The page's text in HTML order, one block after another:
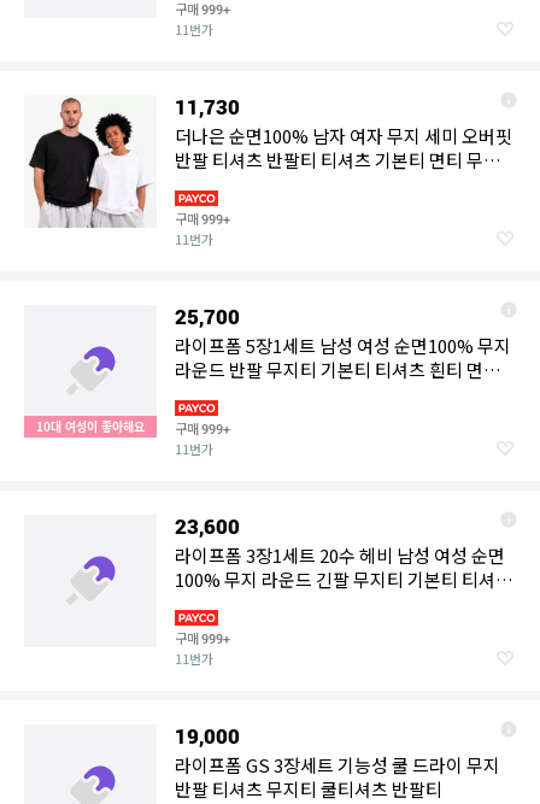
구매999+
11번가
11,730
더나은 순면100% 남자 여자 무지 세미 오버핏
반팔 티셔츠 반팔티 티셔츠 기본티 면티 무지
구매999+
11번가
10대 여성이 좋아해요
25,700
라이프폼 5장1세트 남성 여성 순면100% 무지
라운드 반팔 무지티 기본티 티셔츠 흰티 면티
구매999+
11번가
23,600
라이프폼 3장1세트 20수 헤비 남성 여성 순면
100% 무지 라운드 긴팔 무지티 기본티 티셔츠
구매999+
11번가
19,000
라이프폼 GS 3장세트 기능성 쿨 드라이 무지
반팔 티셔츠 무지티 쿨티셔츠 반팔티